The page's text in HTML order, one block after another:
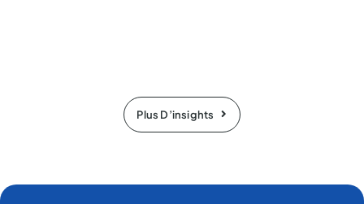
Plus D’insights